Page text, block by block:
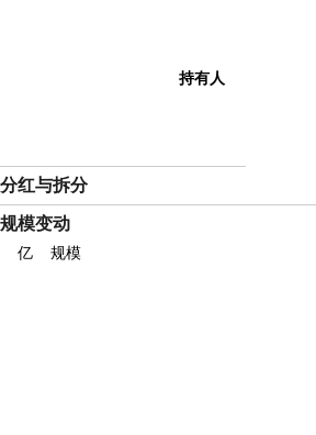
持有人
分红与拆分
规模变动
亿
规模